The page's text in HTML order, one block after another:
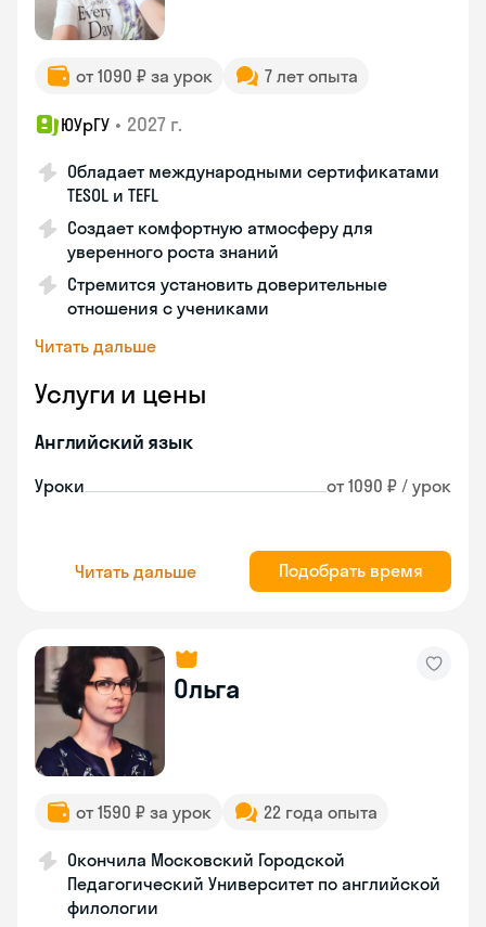
от 1090 ₽ за урок 7 лет опыта
ЮУрГУ • 2027 г.
Обладает международными сертификатами
TESOL и TEFL
Создает комфортную атмосферу для
уверенного роста знаний
Стремится установить доверительные
отношения с учениками
Читать дальше
Услуги и цены
Английский язык
Уроки от 1090 ₽ / урок
Читать дальше Подобрать время
Ольга
от 1590 ₽ за урок 22 года опыта
Окончила Московский Городской
Педагогический Университет по английской
филологии